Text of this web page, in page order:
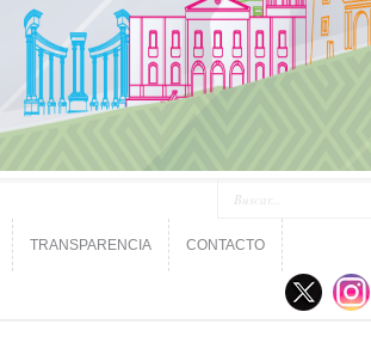
TRANSPARENCIA CONTACTO